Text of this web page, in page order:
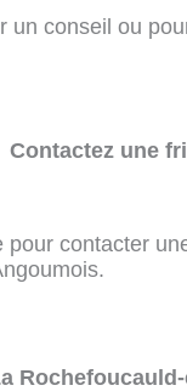
un conseil ou
Contactez une
pour contacter